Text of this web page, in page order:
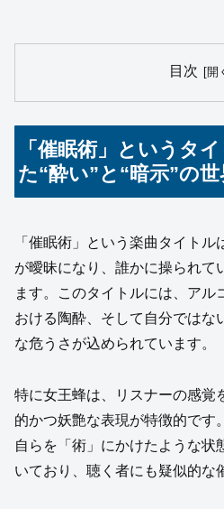
目次
「催眠術」というタ
た“酔い”と“暗示”の
「催眠術」という楽曲タイトル
が曖昧になり、誰かに操られて
ます。このタイトルには、アル
おける陶酔、そして自分ではな
な危うさが込められています。
特に女王蜂は、リスナーの感覚
的かつ妖艶な表現が特徴的です
自らを「術」にかけたような状
いており、聴く者にも疑似的な